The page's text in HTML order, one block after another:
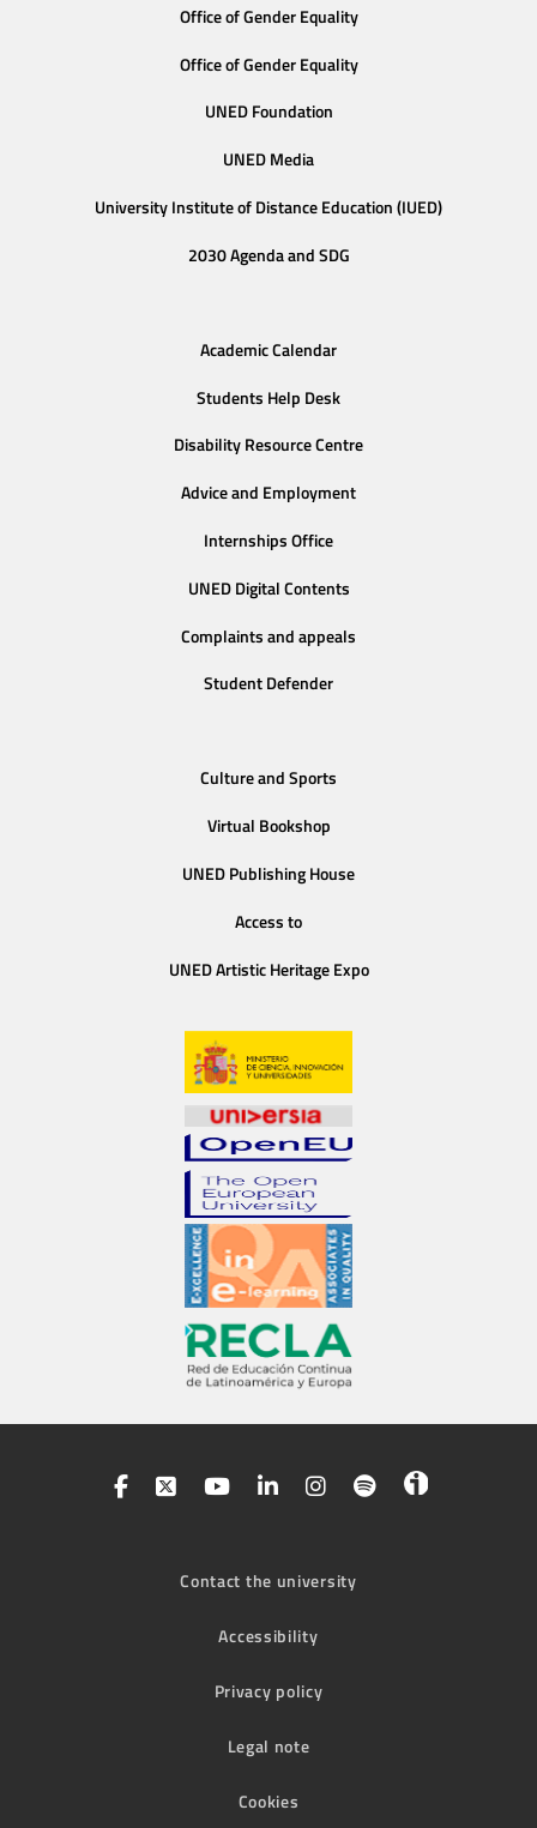
Office of Gender Equality
Office of Gender Equality
UNED Foundation
UNED Media
University Institute of Distance Education (IUED)
2030 Agenda and SDG
Academic Calendar
Students Help Desk
Disability Resource Centre
Advice and Employment
Internships Office
UNED Digital Contents
Complaints and appeals
Student Defender
Culture and Sports
Virtual Bookshop
UNED Publishing House
Access to
UNED Artistic Heritage Expo
Contact the university
Accessibility
Privacy policy
Legal note
Cookies